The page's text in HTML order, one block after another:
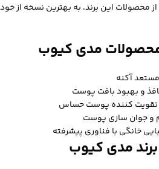
محصولات این برند، به بهترین نسخه از خود
مدی‌ کیوب
آکنه
و بهبود بافت پوست
کننده پوست حساس
و جوان‌ سازی پوست
خانگی با فناوری پیشرفته
مدی کیوب